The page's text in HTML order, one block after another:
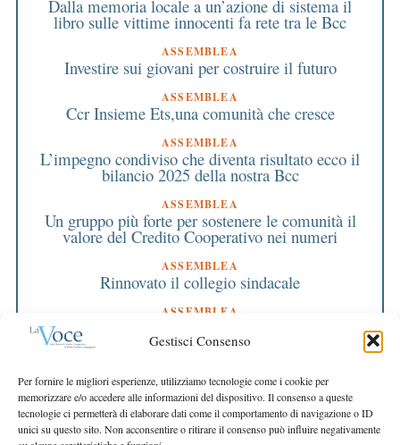
Gestisci Consenso
Per fornire le migliori esperienze, utilizziamo tecnologie come i cookie per
memorizzare e/o accedere alle informazioni del dispositivo. Il consenso a queste
tecnologie ci permetterà di elaborare dati come il comportamento di navigazione o ID
unici su questo sito. Non acconsentire o ritirare il consenso può influire negativamente
Dalla memoria locale a un’azione di sistema il
libro sulle vittime innocenti fa rete tra le Bcc
ASSEMBLEA
Investire sui giovani per costruire il futuro
ASSEMBLEA
Ccr Insieme Ets,una comunità che cresce
ASSEMBLEA
L’impegno condiviso che diventa risultato ecco il
bilancio 2025 della nostra Bcc
ASSEMBLEA
Un gruppo più forte per sostenere le comunità il
valore del Credito Cooperativo nei numeri
ASSEMBLEA
Rinnovato il collegio sindacale
ASSEMBLEA
Bilancio approvato all’unanimità e 2 milioni
destinati al territorio
EDITORIALE DIRETTORE
Crescere restando riconoscibili
EDITORIALE PRESIDENTE
Costruire futuro insieme